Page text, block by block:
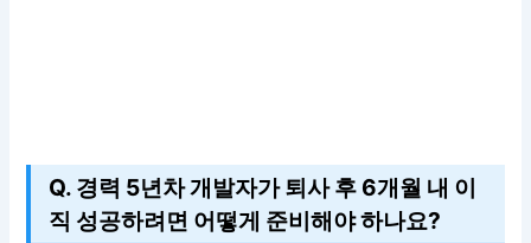
Q. 경력 5년차 개발자가 퇴사 후 6개월 내 이
직 성공하려면 어떻게 준비해야 하나요?